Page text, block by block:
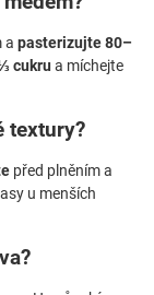
a pasterizujte 80–
cukru a míchejte
textury?
před plněním a
u menších